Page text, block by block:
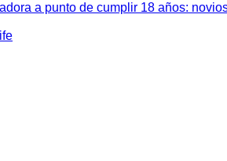
a punto de cumplir 18 años: